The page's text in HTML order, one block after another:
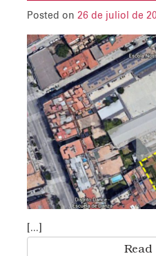
Posted on 26 de juliol de
[...]
Read